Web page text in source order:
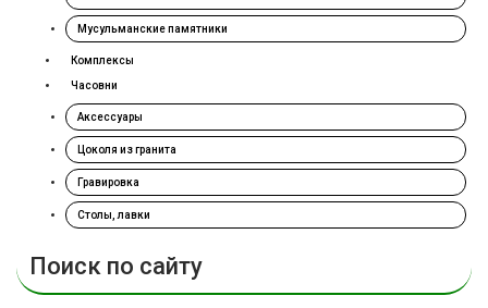
Мусульманские памятники
Комплексы
Часовни
Аксессуары
Цоколя из гранита
Гравировка
Столы, лавки
Поиск по сайту